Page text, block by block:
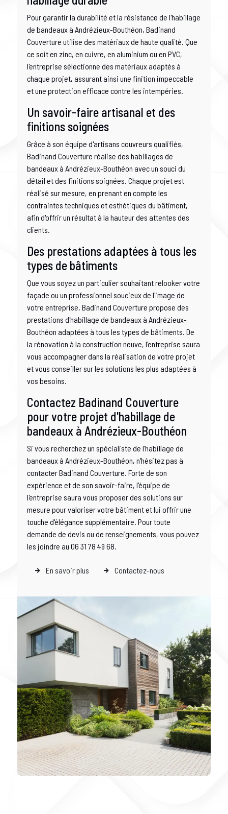
Pour garantir la durabilité et la résistance de l'habillage
de bandeaux à Andrézieux-Bouthéon, Badinand
Couverture utilise des matériaux de haute qualité. Que
ce soit en zinc, en cuivre, en aluminium ou en PVC,
l'entreprise sélectionne des matériaux adaptés à
chaque projet, assurant ainsi une finition impeccable
et une protection efficace contre les intempéries.
Un savoir-faire artisanal et des
finitions soignées
Grâce à son équipe d'artisans couvreurs qualifiés,
Badinand Couverture réalise des habillages de
bandeaux à Andrézieux-Bouthéon avec un souci du
détail et des finitions soignées. Chaque projet est
réalisé sur mesure, en prenant en compte les
contraintes techniques et esthétiques du bâtiment,
afin d'offrir un résultat à la hauteur des attentes des
clients.
Des prestations adaptées à tous les
types de bâtiments
Que vous soyez un particulier souhaitant relooker votre
façade ou un professionnel soucieux de l'image de
votre entreprise, Badinand Couverture propose des
prestations d'habillage de bandeaux à Andrézieux-
Bouthéon adaptées à tous les types de bâtiments. De
la rénovation à la construction neuve, l'entreprise saura
vous accompagner dans la réalisation de votre projet
et vous conseiller sur les solutions les plus adaptées à
vos besoins.
Contactez Badinand Couverture
pour votre projet d'habillage de
bandeaux à Andrézieux-Bouthéon
Si vous recherchez un spécialiste de l'habillage de
bandeaux à Andrézieux-Bouthéon, n'hésitez pas à
contacter Badinand Couverture. Forte de son
expérience et de son savoir-faire, l'équipe de
l'entreprise saura vous proposer des solutions sur
mesure pour valoriser votre bâtiment et lui offrir une
touche d'élégance supplémentaire. Pour toute
demande de devis ou de renseignements, vous pouvez
les joindre au 06 31 78 49 68.
En savoir plus Contactez-nous